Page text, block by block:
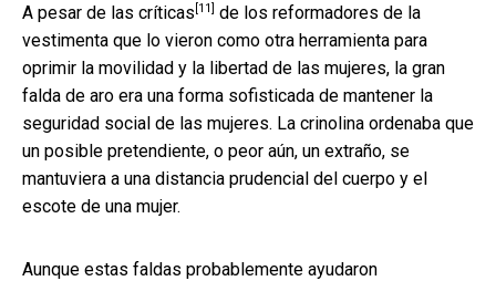
A pesar de las críticas [11]
de los reformadores de la
vestimenta que lo vieron como otra herramienta para
oprimir la movilidad y la libertad de las mujeres, la gran
falda de aro era una forma sofisticada de mantener la
seguridad social de las mujeres. La crinolina ordenaba que
un posible pretendiente, o peor aún, un extraño, se
mantuviera a una distancia prudencial del cuerpo y el
escote de una mujer.
Aunque estas faldas probablemente ayudaron